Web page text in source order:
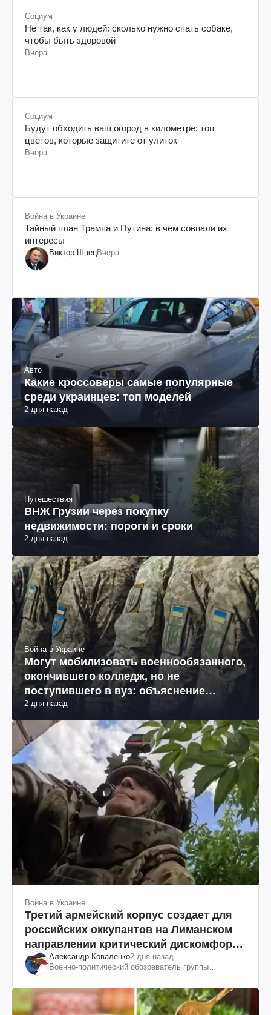
Социум
Не так, как у людей: сколько нужно спать собаке,
чтобы быть здоровой
Вчера
Социум
Будут обходить ваш огород в километре: топ
цветов, которые защитите от улиток
Вчера
Война в Украине
Тайный план Трампа и Путина: в чем совпали их
интересы
Виктор ШвецВчера
Авто
Какие кроссоверы самые популярные
среди украинцев: топ моделей
2 дня назад
Путешествия
ВНЖ Грузии через покупку
недвижимости: пороги и сроки
2 дня назад
Война в Украине
Могут мобилизовать военнообязанного,
окончившего колледж, но не
поступившего в вуз: объяснение
юриста
2 дня назад
Война в Украине
Третий армейский корпус создает для
российских оккупантов на Лиманском
направлении критический дискомфорт:
как это удалось
Александр Коваленко2 дня назад
Военно-политический обозреватель группы